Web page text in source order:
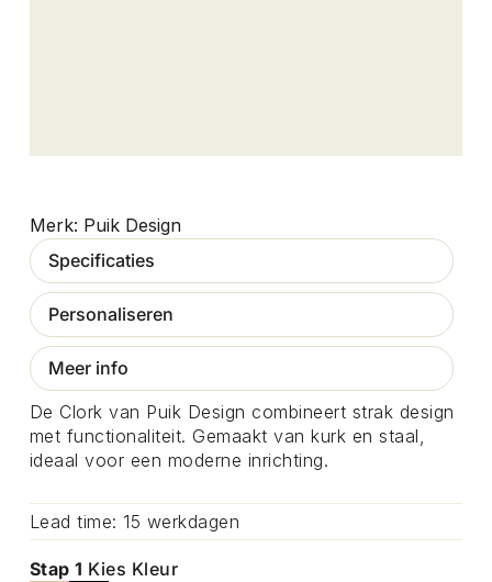
Puik Design
Specificaties
Personaliseren
Meer info
De Clork van Puik Design combineert strak design
met functionaliteit. Gemaakt van kurk en staal,
ideaal voor een moderne inrichting.
Lead time: 15 werkdagen
Stap 1 Kies Kleur